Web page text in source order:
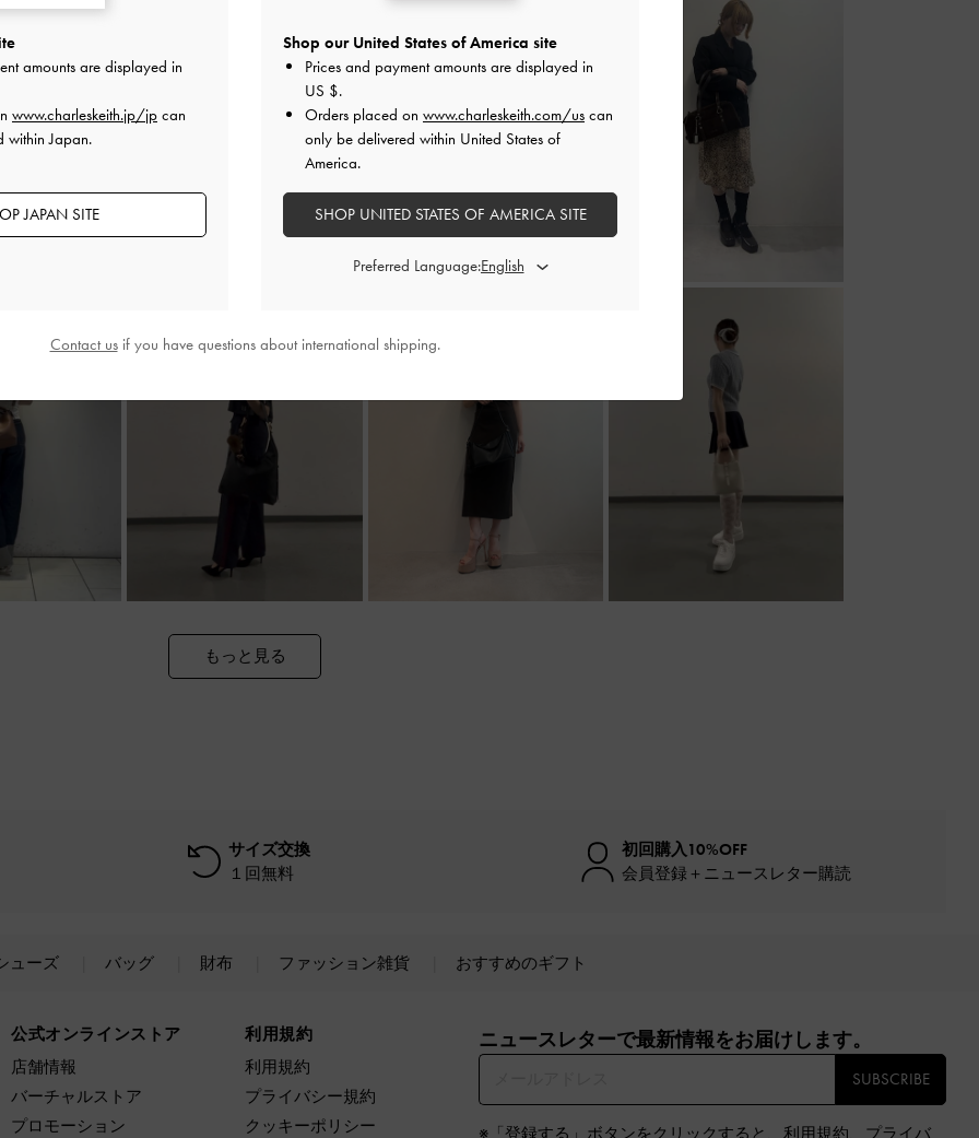
もっと見る
サイズ交換
１回無料
初回購入10%OFF
会員登録＋ニュースレター購読
ューズ バッグ 財布 ファッション雑貨 おすすめのギフト
公式オンラインストア
店舗情報
バーチャルストア
プロモーション
利用規約
利用規約
プライバシー規約
クッキーポリシー
ニュースレターで最新情報をお届けします。​
SUBSCRIBE
amounts are displayed in
www.charleskeith.jp/jp can
within Japan.
JAPAN SITE
Shop our United States of America site
Prices and payment amounts are displayed in
US $.
Orders placed on www.charleskeith.com/us can
only be delivered within United States of
America.
SHOP UNITED STATES OF AMERICA SITE
Preferred Language:
Contact usif you have questions about international shipping.